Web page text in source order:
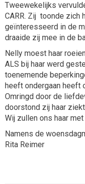
Tweewekelijks
CARR. Zij toonde zich
geïnteresseerd in de
draaide zij mee in de
Nelly moest haar
ALS bij haar werd
toenemende
heeft ondergaan heeft
Omringd door de
doorstond zij haar
Wij zullen ons haar
Namens de
Rita Reimer